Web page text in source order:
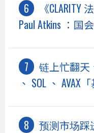
《CLARITY
Paul Atkins ：国
链上忙翻天
、 SOL 、 AVAX
预测市场踩